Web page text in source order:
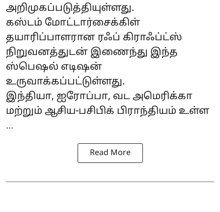
அறிமுகப்படுத்தியுள்ளது.
கஸ்டம் மோட்டார்சைக்கிள்
தயாரிப்பாளரான ரஃப் கிராஃப்ட்ஸ்
நிறுவனத்துடன் இணைந்து இந்த
ஸ்பெஷல் எடிஷன்
உருவாக்கப்பட்டுள்ளது.
இந்தியா, ஐரோப்பா, வட அமெரிக்கா
மற்றும் ஆசிய-பசிபிக் பிராந்தியம் உள்ள
...
Read More